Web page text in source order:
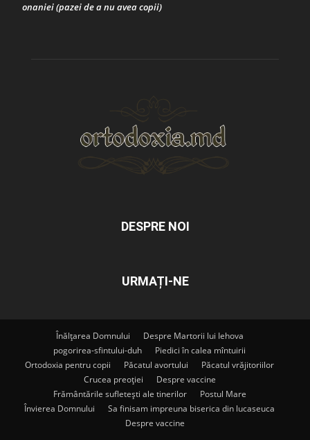
onaniei (pazei de a nu avea copii)
DESPRE NOI
URMAȚI-NE
Înălțarea Domnului
Despre Martorii lui Iehova
pogorirea-sfintului-duh
Piedici în calea mîntuirii
Ortodoxia pentru copii
Păcatul avortului
Păcatul vrăjitoriilor
Crucea preoției
Despre vaccine
Frământările sufletești ale tinerilor
Postul Mare
Învierea Domnului
Sa finisam impreuna biserica din lucaseuca
Despre vaccine